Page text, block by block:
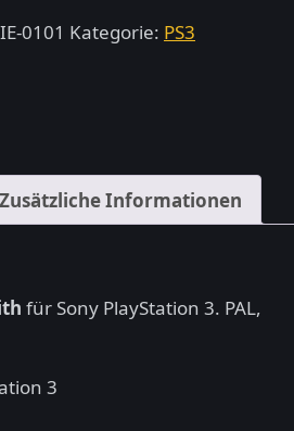
0101 Kategorie: PS3
Zusätzliche Informationen
für Sony PlayStation 3. PAL,
3